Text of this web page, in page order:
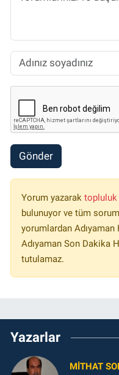
Gönder
Yorum yazarak topluluk
bulunuyor ve tüm
yorumlardan Adıyaman
Adıyaman Son Dakika
tutulamaz.
Yazarlar
MITHAT